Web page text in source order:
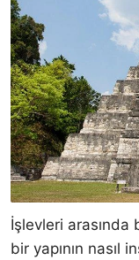
İşlevleri
bir yapının nasıl